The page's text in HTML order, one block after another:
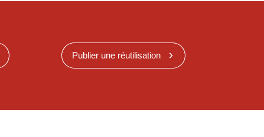
Publier une réutilisation